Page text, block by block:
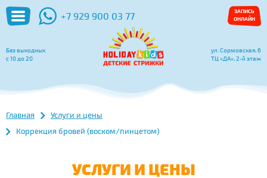
+7 929 900 03 77
ЗАПИСЬ
ОНЛАЙН
Без выходных
с 10 до 20
ул. Сормовская, 6
ТЦ «ДА», 2-й этаж
Главная
Услуги и цены
Коррекция бровей (воском/пинцетом)
УСЛУГИ И ЦЕНЫ